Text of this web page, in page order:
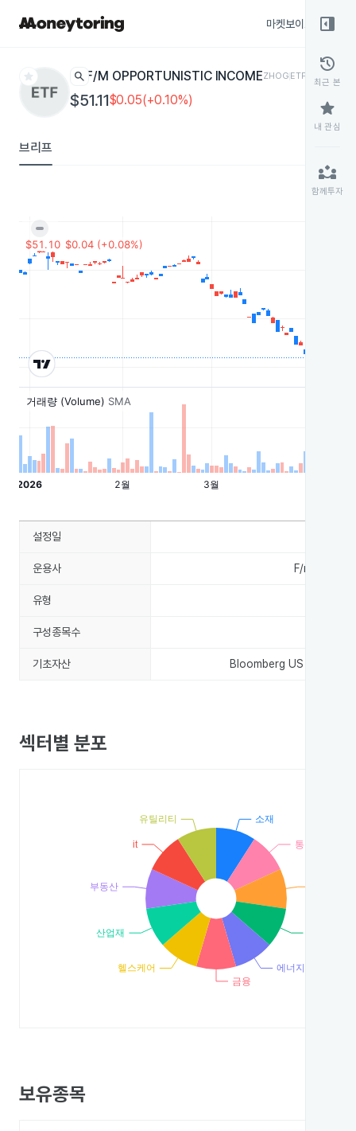
마켓보이스
star search F/M OPPORTUNISTIC INCOMEZHOGETF
$51.11$0.05(+0.10%)
브리프
right_panel_open
history
최근 본
star
내 관심
partner_exchange
함께투자